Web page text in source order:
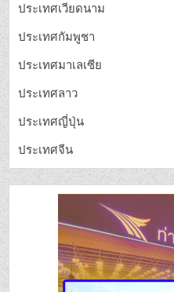
ประเทศเวียดนาม
ประเทศกัมพูชา
ประเทศมาเลเซีย
ประเทศลาว
ประเทศญี่ปุ่น
ประเทศจีน